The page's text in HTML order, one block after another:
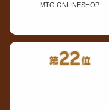
MTG ONLINESHOP